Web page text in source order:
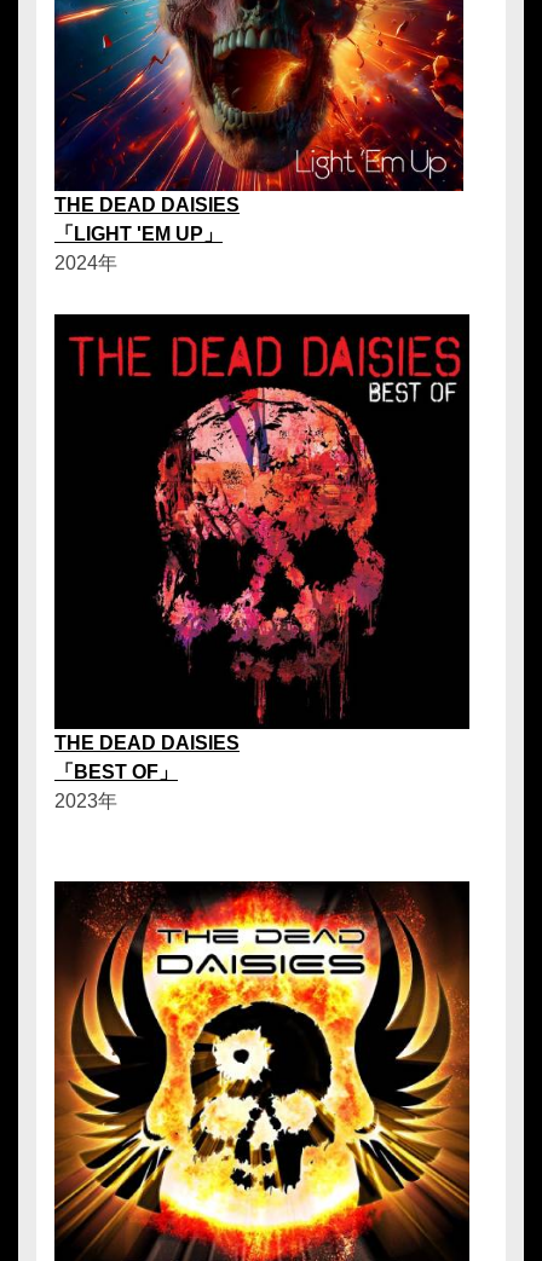
THE DEAD DAISIES
「LIGHT 'EM UP」
2024年
THE DEAD DAISIES
「BEST OF」
2023年